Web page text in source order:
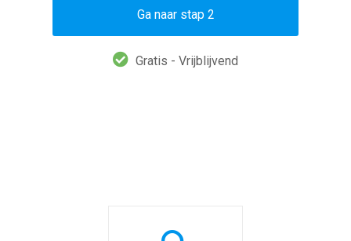
Ga naar stap 2
Gratis - Vrijblijvend